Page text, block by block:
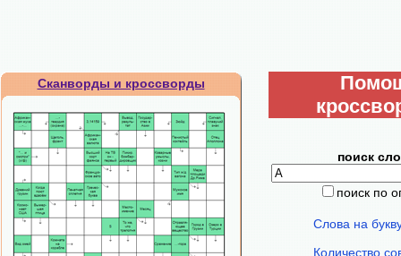
Сканворды и кроссворды
поиск
поиск по
Слова на
Количество